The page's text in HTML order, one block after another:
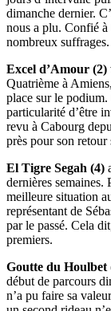
dimanche dernier.
nous a plu. Confié
nombreux suffrages.
Excel d’Amour (2)
Quatrième à
place sur le podium.
particularité d’être
revu à Cabourg
près pour son retour
El Tigre Segah (4)
dernières semaines.
meilleure situation
représentant de
par le passé. Cela
premiers.
Goutte du Houlbet
début de parcours
n’a pu faire sa